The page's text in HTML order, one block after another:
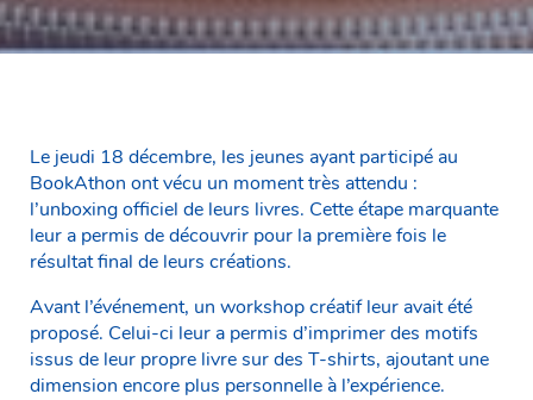
Le jeudi 18 décembre, les jeunes ayant participé au
BookAthon ont vécu un moment très attendu :
l’unboxing officiel de leurs livres. Cette étape marquante
leur a permis de découvrir pour la première fois le
résultat final de leurs créations.
Avant l’événement, un workshop créatif leur avait été
proposé. Celui-ci leur a permis d’imprimer des motifs
issus de leur propre livre sur des T-shirts, ajoutant une
dimension encore plus personnelle à l’expérience.